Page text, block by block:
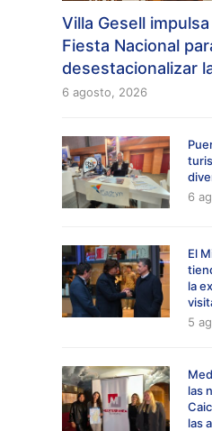
Villa Gesell
Fiesta Nacional
desestacionalizar
6 agosto, 2026
6
El
la
5
las
las